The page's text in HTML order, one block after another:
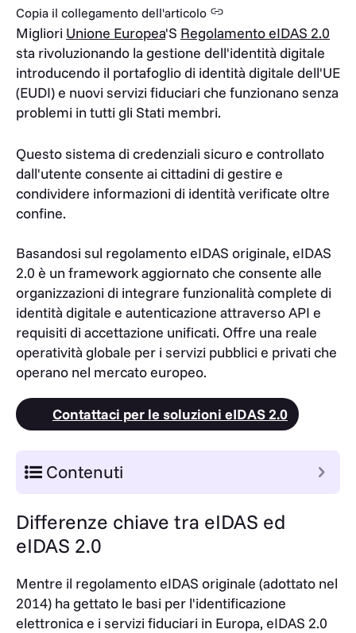
Copia il collegamento dell'articolo
Migliori Unione Europea'S Regolamento eIDAS 2.0
sta rivoluzionando la gestione dell'identità digitale
introducendo il portafoglio di identità digitale dell'UE
(EUDI) e nuovi servizi fiduciari che funzionano senza
problemi in tutti gli Stati membri.
Questo sistema di credenziali sicuro e controllato
dall'utente consente ai cittadini di gestire e
condividere informazioni di identità verificate oltre
confine.
Basandosi sul regolamento eIDAS originale, eIDAS
2.0 è un framework aggiornato che consente alle
organizzazioni di integrare funzionalità complete di
identità digitale e autenticazione attraverso API e
requisiti di accettazione unificati. Offre una reale
operatività globale per i servizi pubblici e privati ​​che
operano nel mercato europeo.
Contattaci per le soluzioni eIDAS 2.0
Contenuti
Differenze chiave tra eIDAS ed
eIDAS 2.0
Mentre il regolamento eIDAS originale (adottato nel
2014) ha gettato le basi per l'identificazione
elettronica e i servizi fiduciari in Europa, eIDAS 2.0